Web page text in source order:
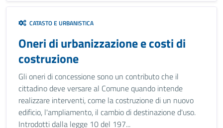
CATASTO E URBANISTICA
Oneri di urbanizzazione e costi di
costruzione
Gli oneri di concessione sono un contributo che il
cittadino deve versare al Comune quando intende
realizzare interventi, come la costruzione di un nuovo
edificio, l'ampliamento, il cambio di destinazione d'uso.
Introdotti dalla legge 10 del 197...